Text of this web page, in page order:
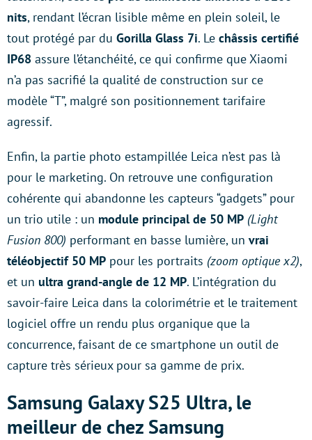
nits, rendant l’écran lisible même en plein soleil, le
tout protégé par du Gorilla Glass 7i. Le châssis certifié
IP68 assure l’étanchéité, ce qui confirme que Xiaomi
n’a pas sacrifié la qualité de construction sur ce
modèle “T”, malgré son positionnement tarifaire
agressif.
Enfin, la partie photo estampillée Leica n’est pas là
pour le marketing. On retrouve une configuration
cohérente qui abandonne les capteurs “gadgets” pour
un trio utile : un module principal de 50 MP (Light
Fusion 800) performant en basse lumière, un vrai
téléobjectif 50 MP pour les portraits (zoom optique x2),
et un ultra grand-angle de 12 MP. L’intégration du
savoir-faire Leica dans la colorimétrie et le traitement
logiciel offre un rendu plus organique que la
concurrence, faisant de ce smartphone un outil de
capture très sérieux pour sa gamme de prix.
Samsung Galaxy S25 Ultra, le
meilleur de chez Samsung